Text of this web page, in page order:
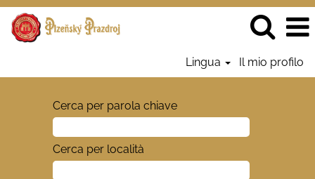
Lingua Il mio profilo
Cerca per parola chiave
Cerca per località